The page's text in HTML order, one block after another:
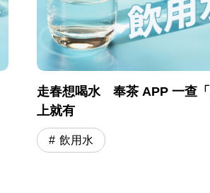
走春想喝水 奉茶 APP 一查「
上就有
飲用水